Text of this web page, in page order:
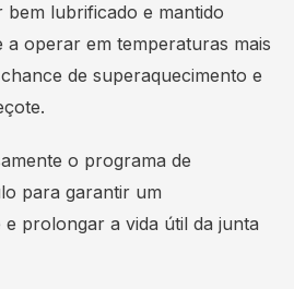
bem lubrificado e mantido
a operar em temperaturas mais
de superaquecimento e
o programa de
para garantir um
prolongar a vida útil da junta